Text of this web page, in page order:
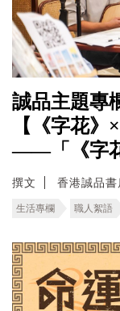
誠品主題專
【《字花
——「《字花
撰文 香港誠品書
生活專欄 職人絮語